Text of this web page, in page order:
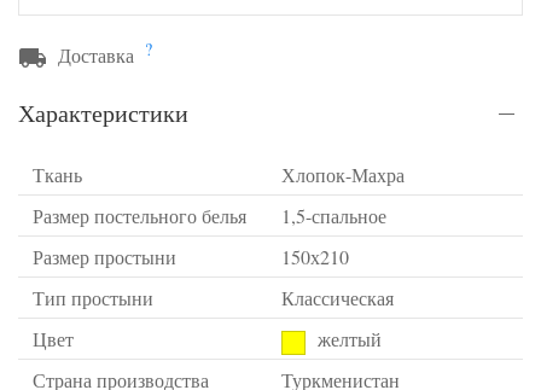
Доставка ?
Характеристики
Ткань
Хлопок-Махра
Размер постельного белья
1,5-спальное
Размер простыни
150х210
Тип простыни
Классическая
Цвет
желтый
Страна производства
Туркменистан